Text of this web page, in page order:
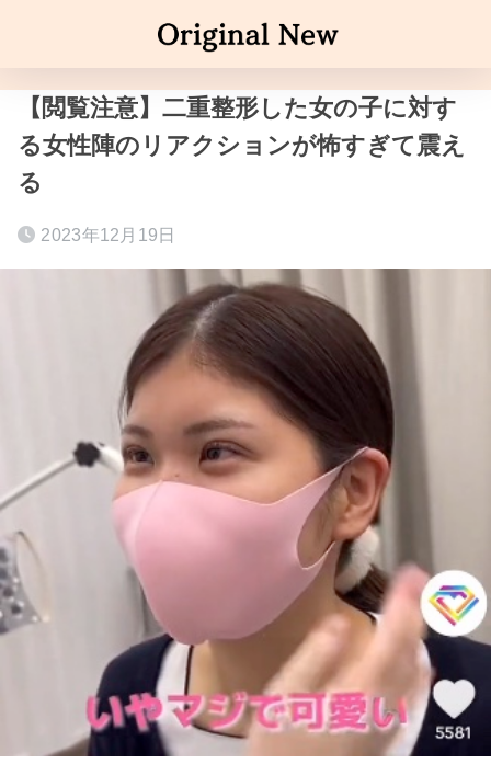
【閲覧注意】二重整形した女の子に対す
る女性陣のリアクションが怖すぎて震え
る
2023年12月19日